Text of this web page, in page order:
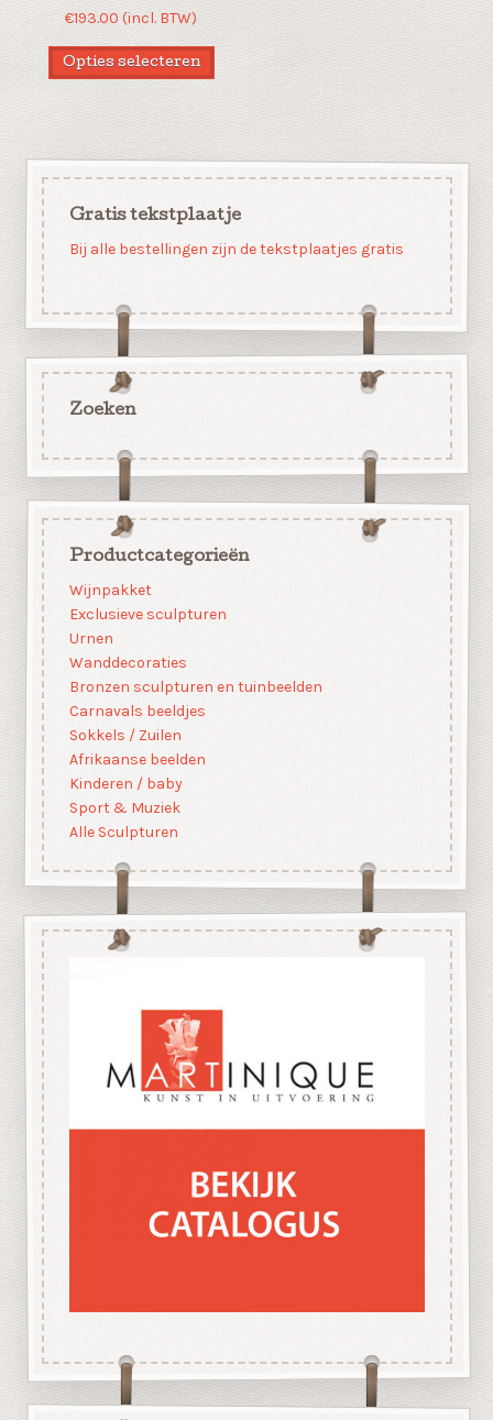
€193.00 (incl. BTW)
Opties selecteren
Gratis tekstplaatje
Bij alle bestellingen zijn de tekstplaatjes gratis
Zoeken
Productcategorieën
Wijnpakket
Exclusieve sculpturen
Urnen
Wanddecoraties
Bronzen sculpturen en tuinbeelden
Carnavals beeldjes
Sokkels / Zuilen
Afrikaanse beelden
Kinderen / baby
Sport & Muziek
Alle Sculpturen